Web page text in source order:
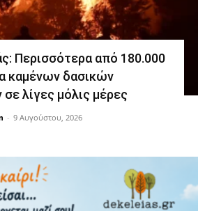
Περισσότερα από 180.000
καμένων δασικών
λίγες μόλις μέρες
- 9 Αυγούστου, 2026